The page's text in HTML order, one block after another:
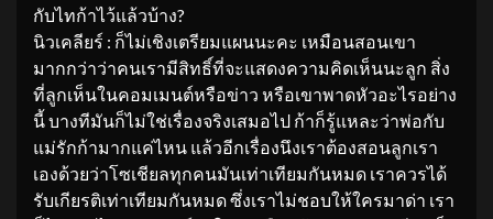
กับไทก้าไว้แล้วบ้าง?
นิวเคลียร์ : ก็ไม่เชิงเตรียมแผนนะคะ เหมือนสอนเขา
มากกว่าว่าคนเรามีสิทธิ์ที่จะแสดงความคิดเห็นนะลูก สิ่ง
ที่ลูกเห็นในคอมเมนต์หรือข่าว หรือเขาพาดหัวอะไรอย่าง
นี้ บางทีมันก็ไม่ใช่เรื่องจริงเสมอไป ก้าก็รู้แหละว่าพ่อกับ
แม่รักก้ามากแค่ไหน แล้วอีกเรื่องนึงเราต้องสอนลูกเรา
เองด้วยว่าโซเชียลทุกคนมันเท่าเทียมกันหมด เราควรได้
รับเกียรติเท่าเทียมกันหมด ซึ่งเราไม่ชอบให้ใครมาด่า เรา